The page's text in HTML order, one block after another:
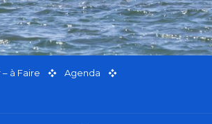
– à Faire
Agenda